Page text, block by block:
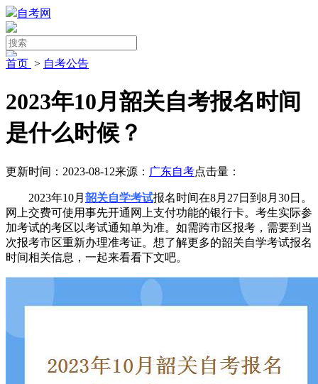
自考网
首页 > 自考公告
2023年10月韶关自考报名时间
是什么时候？
更新时间：2023-08-12来源： 广东自考点击量：
2023年10月 韶关自学考试报名时间在8月27日到8月30日。
网上交费可使用事先开通网上支付功能的银行卡。考生实际参
加考试的考区以考试通知单为准。如需跨市区报考，需要到当
次报考市区重新办理准考证。想了解更多的韶关自学考试报名
时间相关信息，一起来看看下文吧。